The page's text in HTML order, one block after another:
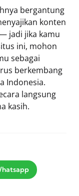
bergantung
konten
jadi jika kamu
ini, mohon
sebagai
berkembang
Indonesia.
langsung
kasih.